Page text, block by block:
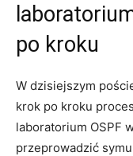
po​ kroku
W dzisiejszym​
⁤krok po kroku
laboratorium OSPF
przeprowadzić